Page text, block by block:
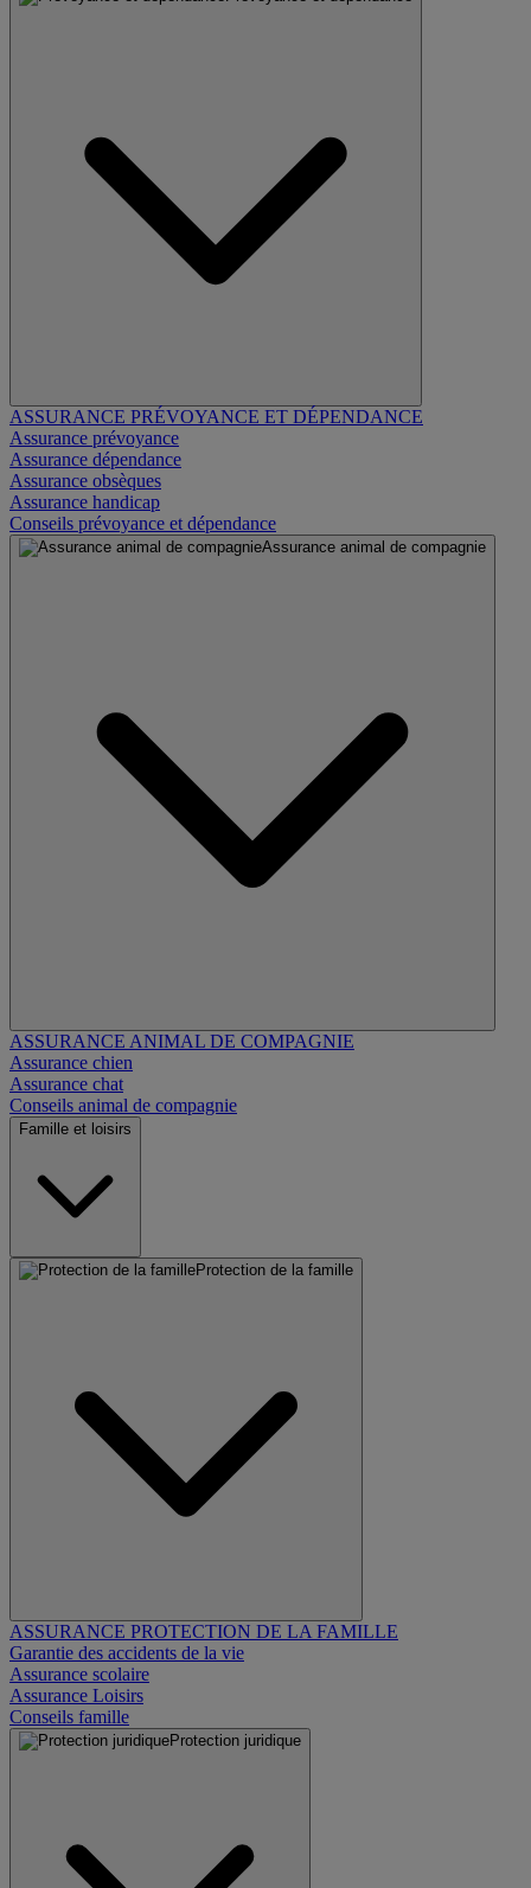
ASSURANCE PRÉVOYANCE ET DÉPENDANCE
Assurance prévoyance
Assurance dépendance
Assurance obsèques
Assurance handicap
Conseils prévoyance et dépendance
Assurance animal de compagnie
ASSURANCE ANIMAL DE COMPAGNIE
Assurance chien
Assurance chat
Conseils animal de compagnie
Famille et loisirs
Protection de la famille
ASSURANCE PROTECTION DE LA FAMILLE
Garantie des accidents de la vie
Assurance scolaire
Assurance Loisirs
Conseils famille
Protection juridique